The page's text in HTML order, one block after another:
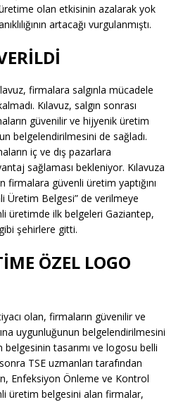
üretime olan etkisinin azalarak yok
artacağı vurgulanmıştı.
firmalara salgınla mücadele
Kılavuz, salgın sonrası
güvenilir ve hijyenik üretim
belgelendirilmesini de sağladı.
iç ve dış pazarlara
sağlaması bekleniyor. Kılavuza
güvenli üretim yaptığını
Üretim Belgesi” de verilmeye
üretimde ilk belgeleri Gaziantep,
şehirlere gitti.
ÖZEL LOGO
olan, firmaların güvenilir ve
uygunluğunun belgelendirilmesini
tasarımı ve logosu belli
TSE uzmanları tarafından
Enfeksiyon Önleme ve Kontrol
üretim belgesini alan firmalar,